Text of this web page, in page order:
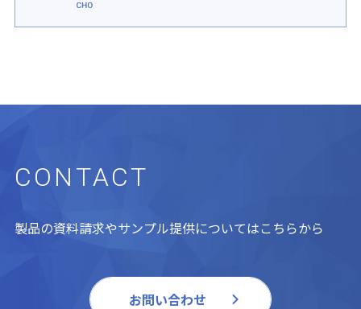
CONTACT
製品の資料請求やサンプル提供についてはこちらから
お問い合わせ